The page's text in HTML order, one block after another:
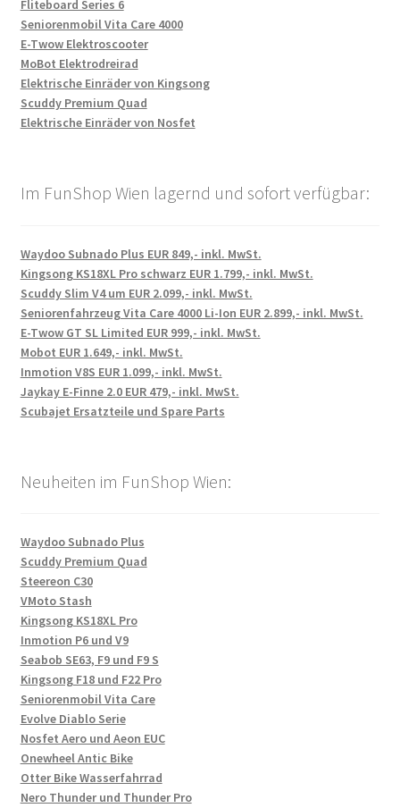
Fliteboard Series 6
Seniorenmobil Vita Care 4000
E-Twow Elektroscooter
MoBot Elektrodreirad
Elektrische Einräder von Kingsong
Scuddy Premium Quad
Elektrische Einräder von Nosfet
Im FunShop Wien lagernd und sofort verfügbar:
Waydoo Subnado Plus EUR 849,- inkl. MwSt.
Kingsong KS18XL Pro schwarz EUR 1.799,- inkl. MwSt.
Scuddy Slim V4 um EUR 2.099,- inkl. MwSt.
Seniorenfahrzeug Vita Care 4000 Li-Ion EUR 2.899,- inkl. MwSt.
E-Twow GT SL Limited EUR 999,- inkl. MwSt.
Mobot EUR 1.649,- inkl. MwSt.
Inmotion V8S EUR 1.099,- inkl. MwSt.
Jaykay E-Finne 2.0 EUR 479,- inkl. MwSt.
Scubajet Ersatzteile und Spare Parts
Neuheiten im FunShop Wien:
Waydoo Subnado Plus
Scuddy Premium Quad
Steereon C30
VMoto Stash
Kingsong KS18XL Pro
Inmotion P6 und V9
Seabob SE63, F9 und F9 S
Kingsong F18 und F22 Pro
Seniorenmobil Vita Care
Evolve Diablo Serie
Nosfet Aero und Aeon EUC
Onewheel Antic Bike
Otter Bike Wasserfahrrad
Nero Thunder und Thunder Pro